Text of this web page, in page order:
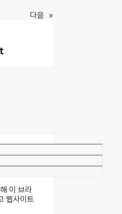
다음 »
이 브라
웹사이트